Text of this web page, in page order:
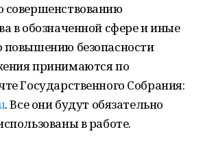
в обозначенной сфере и иные
безопасности
принимаются по
Государственного Собрания:
. Все они будут обязательно
в работе.